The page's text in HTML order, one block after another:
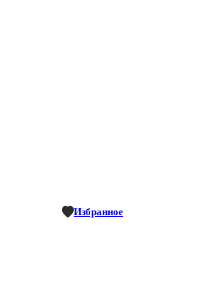
Избранное